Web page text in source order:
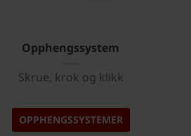
Opphengssystem
Skrue, krok og klikk
OPPHENGSSYSTEMER